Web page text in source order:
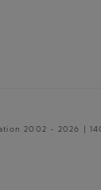
2002 - 2026 |